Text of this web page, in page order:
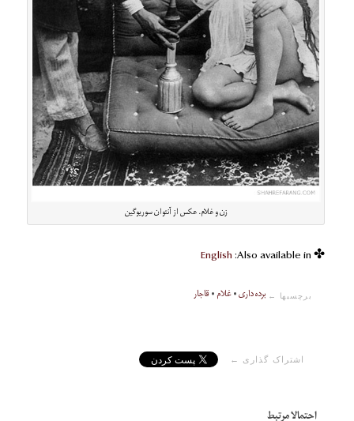
زن و غلام. عکس از آنتوان سوریوگین
✤ Also available in:
English
برچسبها ← برده داری•غلام•قاجار
اشتراک گذاری ←